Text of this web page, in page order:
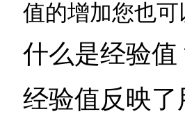
值的增加您也
什么是经验值
经验值反映